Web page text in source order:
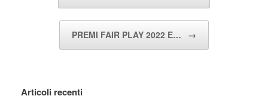
PREMI FAIR PLAY 2022 E… →
Articoli recenti